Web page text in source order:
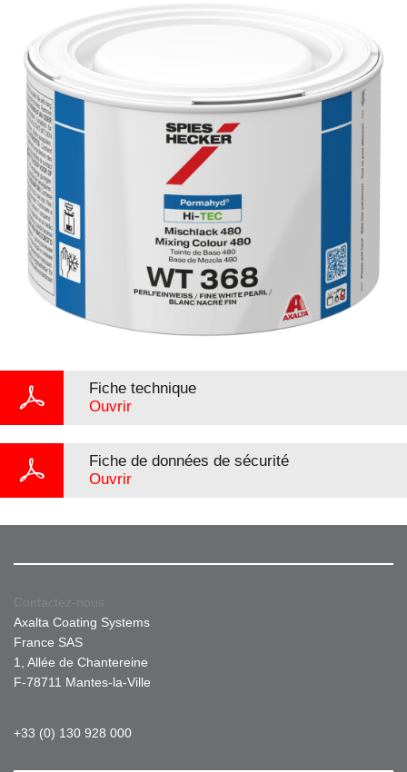
Fiche technique
Ouvrir
Fiche de données de sécurité
Ouvrir
Contactez-nous
Axalta Coating Systems
France SAS
1, Allée de Chantereine
F-78711 Mantes-la-Ville
+33 (0) 130 928 000